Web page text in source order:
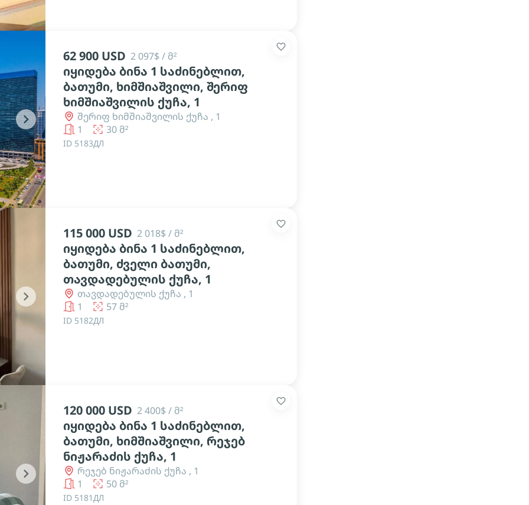
chevron_right
62 900 USD 2 097$ / მ²
იყიდება ბინა 1 საძინებლით,
ბათუმი, ხიმშიაშვილი, შერიფ
ხიმშიაშვილის ქუჩა, 1
შერიფ ხიმშიაშვილის ქუჩა , 1
1
30 მ²
ID 5183ДЛ
chevron_right
115 000 USD 2 018$ / მ²
იყიდება ბინა 1 საძინებლით,
ბათუმი, ძველი ბათუმი,
თავდადებულის ქუჩა, 1
თავდადებულის ქუჩა , 1
1
57 მ²
ID 5182ДЛ
chevron_right
120 000 USD 2 400$ / მ²
იყიდება ბინა 1 საძინებლით,
ბათუმი, ხიმშიაშვილი, რეჯებ
ნიჟარაძის ქუჩა, 1
რეჯებ ნიჟარაძის ქუჩა , 1
1
50 მ²
ID 5181ДЛ